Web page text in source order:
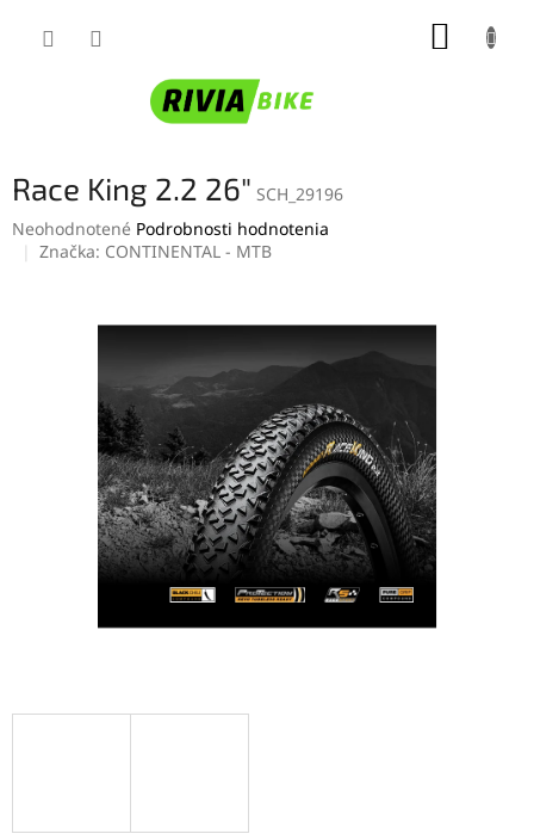
Race King 2.2 26" SCH_29196
Priemerné
hodnotenie
Neohodnotené Podrobnosti hodnotenia
Značka: CONTINENTAL - MTB